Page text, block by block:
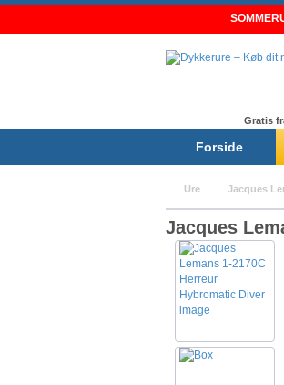
Gratis
Forside
Ure Jacques
Jacques